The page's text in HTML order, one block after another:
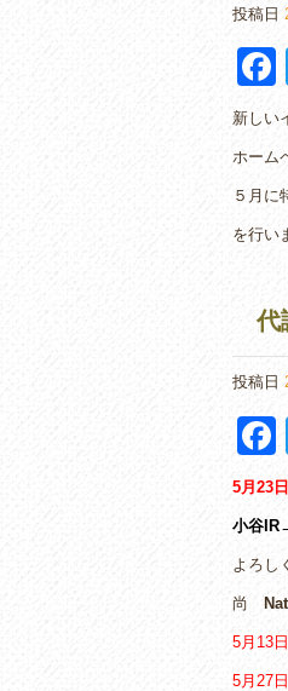
投稿日
新しい
ホーム
５月
を行い
代
投稿日
c
5月23
小谷
よろし
尚
5月13
5月27